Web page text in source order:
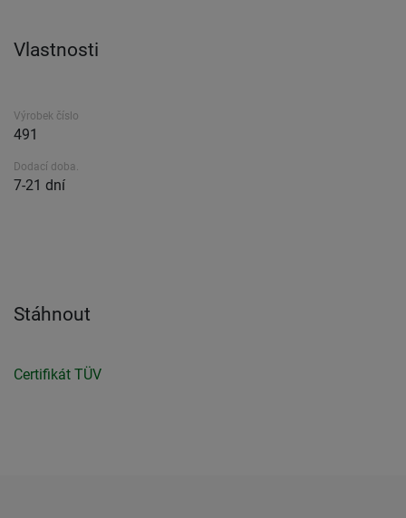
Vlastnosti
Výrobek číslo
491
Dodací doba.
7-21 dní
Stáhnout
Certifikát TÜV